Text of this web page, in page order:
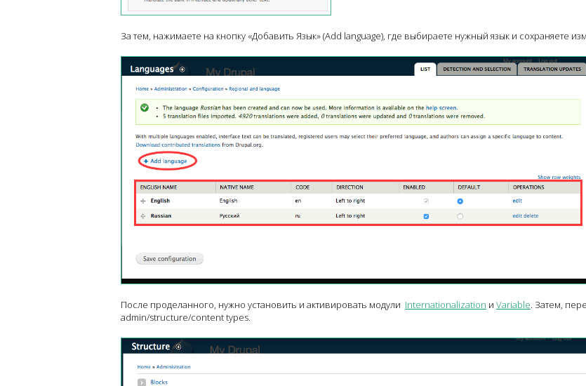
За тем, нажимаете на кнопку «Добавить Язык» (Add language), где выбираете нужный язык и сохраняете
После проделанного, нужно установить и активировать модули Internationalization и Variable. Затем,
admin/structure/content types.